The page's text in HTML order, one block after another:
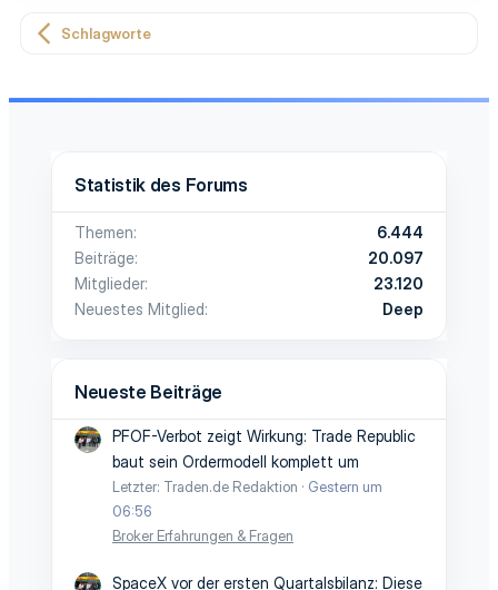
Schlagworte
Statistik des Forums
Themen
6.444
Beiträge
20.097
Mitglieder
23.120
Neuestes Mitglied
Deep
Neueste Beiträge
PFOF-Verbot zeigt Wirkung: Trade Republic
baut sein Ordermodell komplett um
Letzter: Traden.de Redaktion
Gestern um
06:56
Broker Erfahrungen & Fragen
SpaceX vor der ersten Quartalsbilanz: Diese